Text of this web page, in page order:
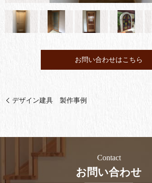
お問い合わせはこちら
デザイン建具 製作事例
Contact
お問い合わせ